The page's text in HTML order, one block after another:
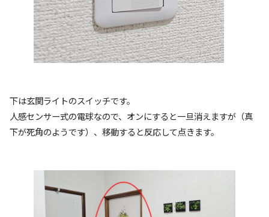
下は玄関ライトのスイッチです。
人感センサー式の電球なので、オンにすると一旦消えますが（真
下が死角のようです）、移動すると反応して点きます。